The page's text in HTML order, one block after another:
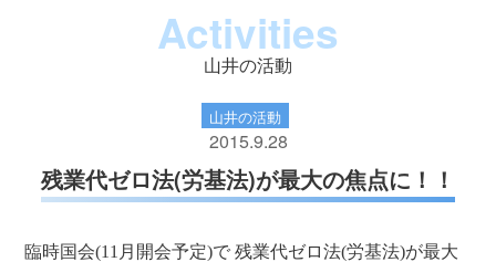
Activities
山井の活動
山井の活動
2015.9.28
残業代ゼロ法(労基法)が最大の焦点に！！
臨時国会(11月開会予定)で 残業代ゼロ法(労基法)が最大